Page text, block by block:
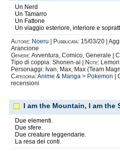
Un Nerd
Un Tamarro
Un Fattone
Un viaggio esteriore, interiore e
Autore: Noeru Pubblicata: 15/03/20 |
Arancione
Genere:Avventura, Comico, Generale |
Tipo di coppia: Shonen-ai |
Note:
Personaggi: Ivan, Max, Max (Team
Categoria:Anime & Manga > Pokemon |
recensioni
I am the Mountain, I am the
Due elementi.
Due sfere.
Due creature leggendarie.
La resa dei conti.